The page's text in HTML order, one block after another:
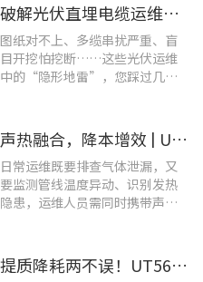
破解光伏直埋电缆运维难题：UT689B智能管线探测仪实测纪实
图纸对不上、多缆串扰严重、盲
目开挖怕挖断……这些光伏运维
中的“隐形地雷”，您踩过几
声热融合，降本增效 | UT568F红外声成像仪，以智能巡检筑牢气体厂区安全屏障
日常运维既要排查气体泄漏，又
要监测管线温度异动、识别发热
隐患，运维人员需同时携带声学
检效率低下。
提质降耗两不误！UT568F红外声成像仪破解酿酒车间检漏难题